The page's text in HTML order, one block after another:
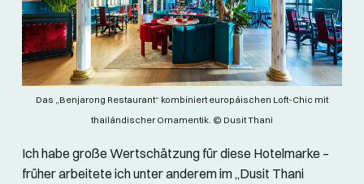
Das „Benjarong Restaurant“ kombiniert europäischen Loft-Chic mit
thailändischer Ornamentik. © Dusit Thani
Ich habe große Wertschätzung für diese Hotelmarke –
früher arbeitete ich unter anderem im „Dusit Thani